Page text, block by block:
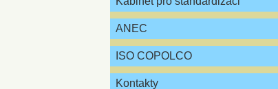
ANEC
ISO COPOLCO
Kontakty